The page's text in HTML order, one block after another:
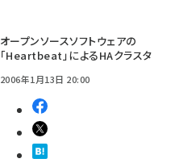
オープンソースソフトウェアの
「Heartbeat」によるHAクラスタ
2006年1月13日 20:00